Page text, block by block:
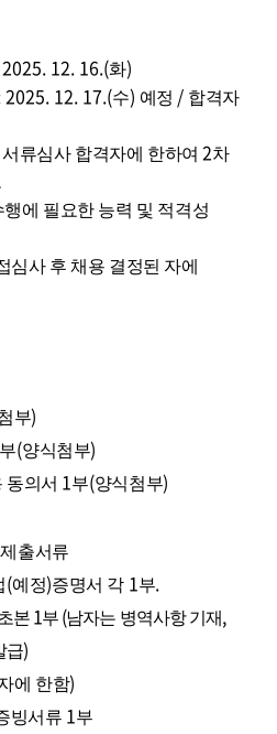
12. 16.(화)
2025. 12. 17.(수) 예정 / 합격자
서류심사 합격자에 한하여2차
행에 필요한 능력 및 적격성
심사 후 채용 결정된 자에
부)
부(양식첨부)
동의서 1부(양식첨부)
출서류
(예정)증명서 각 1부.
본 1부 (남자는 병역사항 기재,
급)
에 한함)
빙서류 1부